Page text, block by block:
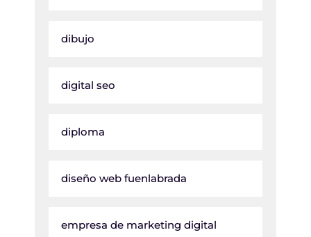
dibujo
digital seo
diploma
diseño web fuenlabrada
empresa de marketing digital